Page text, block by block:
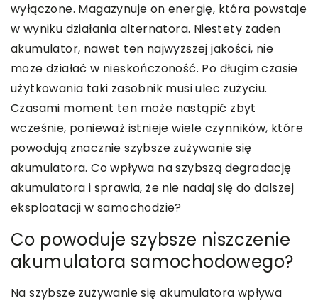
wyłączone. Magazynuje on energię, która powstaje
w wyniku działania alternatora. Niestety żaden
akumulator, nawet ten najwyższej jakości, nie
może działać w nieskończoność. Po długim czasie
użytkowania taki zasobnik musi ulec zużyciu.
Czasami moment ten może nastąpić zbyt
wcześnie, ponieważ istnieje wiele czynników, które
powodują znacznie szybsze zużywanie się
akumulatora. Co wpływa na szybszą degradację
akumulatora i sprawia, że nie nadaj się do dalszej
eksploatacji w samochodzie?
Co powoduje szybsze niszczenie
akumulatora samochodowego?
Na szybsze zużywanie się akumulatora wpływa